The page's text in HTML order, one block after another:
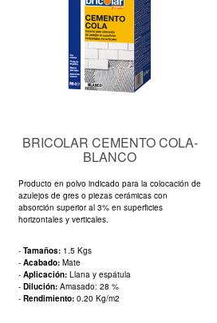
BRICOLAR CEMENTO COLA-
BLANCO
Producto en polvo indicado para la colocación de
azulejos de gres o piezas cerámicas con
absorción superior al 3% en superficies
horizontales y verticales.
- Tamaños: 1.5 Kgs
- Acabado: Mate
- Aplicación: Llana y espátula
- Dilución: Amasado: 28 %
- Rendimiento: 0.20 Kg/m2